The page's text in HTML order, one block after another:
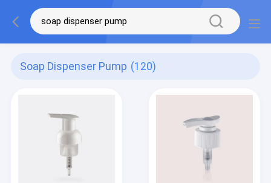
Soap Dispenser Pump (120)